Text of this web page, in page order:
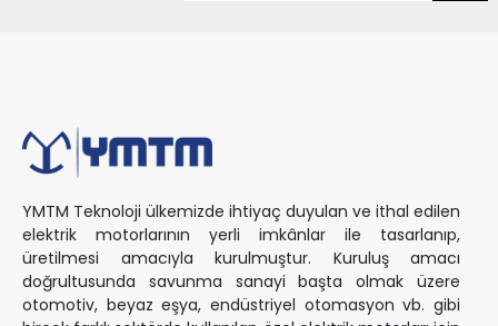
YMTM Teknoloji ülkemizde ihtiyaç duyulan ve ithal edilen
elektrik motorlarının yerli imkânlar ile tasarlanıp,
üretilmesi amacıyla kurulmuştur. Kuruluş amacı
doğrultusunda savunma sanayi başta olmak üzere
otomotiv, beyaz eşya, endüstriyel otomasyon vb. gibi